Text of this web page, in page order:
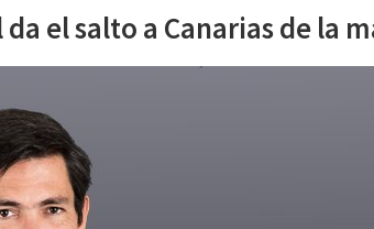
el salto a Canarias de la